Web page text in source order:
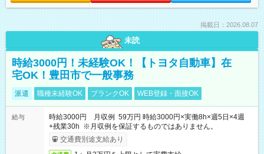
掲載日：2026.08.07
未読
時給3000円！未経験OK！【トヨタ自動車】在
宅OK！豊田市で一般事務
派遣 職種未経験OK ブランクOK WEB登録・面接OK
給与
時給3000円 月収例 59万円 時給3000円×実働8h×週5日×4週
+残業30h ※月収例を保証するものではありません。
交通費別途支給あり